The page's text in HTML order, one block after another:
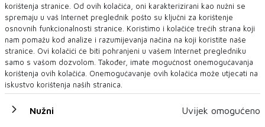
NAJNOVIJE NAJČITANIJE
korištenja stranice. Od ovih kolačića, oni karakterizirani kao nužni se
spremaju u vaš Internet preglednik pošto su ključni za korištenje
osnovnih funkcionalnosti stranice. Koristimo i kolačiće trećih strana koji
nam pomažu kod analize i razumijevanja načina na koji koristite naše
stranice. Ovi kolačići će biti pohranjeni u vašem Internet pregledniku
samo s vašom dozvolom. Također, imate mogućnost onemogućavanja
korištenja ovih kolačića. Onemogućavanje ovih kolačića može utjecati na
iskustvo korištenja naših stranica.
Nužni Uvijek omogućeno